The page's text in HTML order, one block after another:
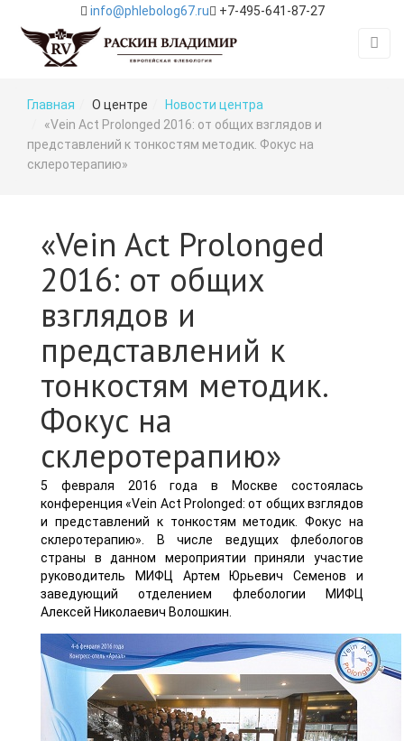
info@phlebolog67.ru +7-495-641-87-27
Главная О центре
Новости центра
«Vein Act Prolonged 2016: от общих взглядов и
представлений к тонкостям методик. Фокус на
склеротерапию»
«Vein Act Prolonged
2016: от общих
взглядов и
представлений к
тонкостям методик.
Фокус на
склеротерапию»
5 февраля 2016 года в Москве состоялась
конференция «Vein Act Prolonged: от общих взглядов
и представлений к тонкостям методик. Фокус на
склеротерапию». В числе ведущих флебологов
страны в данном мероприятии приняли участие
руководитель МИФЦ Артем Юрьевич Семенов и
заведующий отделением флебологии МИФЦ
Алексей Николаевич Волошкин.